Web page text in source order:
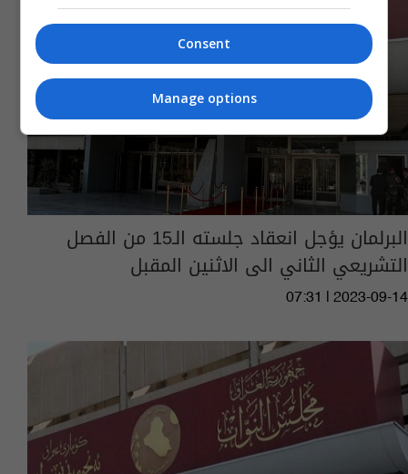
البرلمان يؤجل انعقاد جلسته الـ15 من الفصل
التشريعي الثاني الى الاثنين المقبل
07:31 | 2023-09-14
Consent
Manage options